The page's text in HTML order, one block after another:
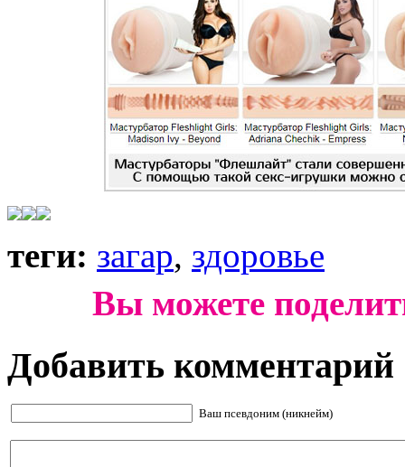
теги: загар, здоровье
Вы можете
Добавить комментарий
Ваш псевдоним (никнейм)